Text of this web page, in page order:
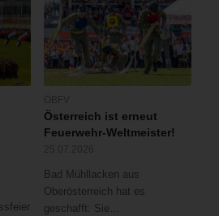
Österreich ist erneut
Feuerwehr-Weltmeister!
Bad Mühllacken aus
Oberösterreich hat es
geschafft: Sie…